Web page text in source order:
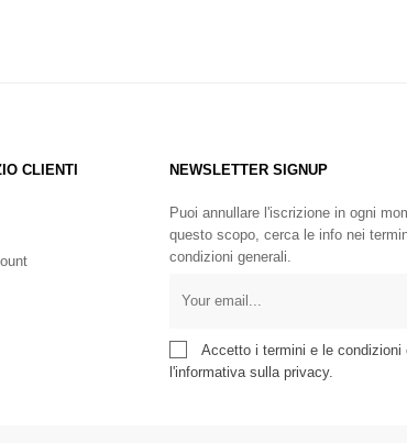
CLIENTI NEWSLETTER SIGNUP
Puoi annullare l'iscrizione in ogni
questo scopo, cerca le info nei
condizioni generali.
Accetto i termini e le condizioni
l'informativa sulla privacy.